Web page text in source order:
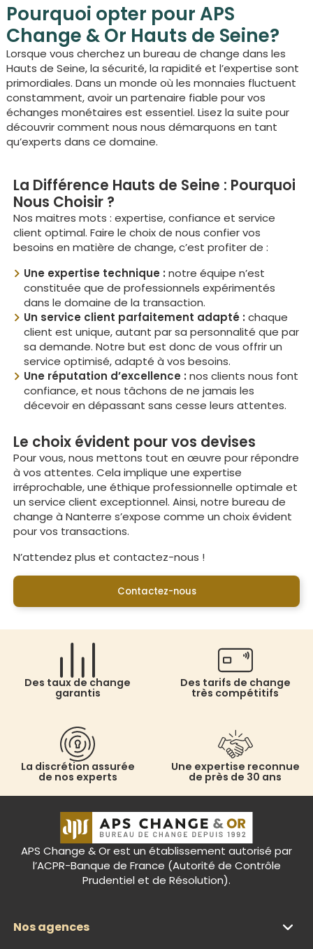
Pourquoi opter pour APS
Change & Or Hauts de Seine?
Lorsque vous cherchez un bureau de change dans les
Hauts de Seine, la sécurité, la rapidité et l’expertise sont
primordiales. Dans un monde où les monnaies fluctuent
constamment, avoir un partenaire fiable pour vos
échanges monétaires est essentiel. Lisez la suite pour
découvrir comment nous nous démarquons en tant
qu’experts dans ce domaine.
La Différence Hauts de Seine : Pourquoi
Nous Choisir ?
Nos maitres mots : expertise, confiance et service
client optimal. Faire le choix de nous confier vos
besoins en matière de change, c’est profiter de :
Une expertise technique : notre équipe n’est
constituée que de professionnels expérimentés
dans le domaine de la transaction.
Un service client parfaitement adapté : chaque
client est unique, autant par sa personnalité que par
sa demande. Notre but est donc de vous offrir un
service optimisé, adapté à vos besoins.
Une réputation d’excellence : nos clients nous font
confiance, et nous tâchons de ne jamais les
décevoir en dépassant sans cesse leurs attentes.
Le choix évident pour vos devises
Pour vous, nous mettons tout en œuvre pour répondre
à vos attentes. Cela implique une expertise
irréprochable, une éthique professionnelle optimale et
un service client exceptionnel. Ainsi, notre bureau de
change à Nanterre s’expose comme un choix évident
pour vos transactions.
N’attendez plus et contactez-nous !
Contactez-nous
Des taux de change
garantis
Des tarifs de change
très compétitifs
La discrétion assurée
de nos experts
Une expertise reconnue
de près de 30 ans
APS Change & Or est un établissement autorisé par
l’ACPR-Banque de France (Autorité de Contrôle
Prudentiel et de Résolution).
Nos agences